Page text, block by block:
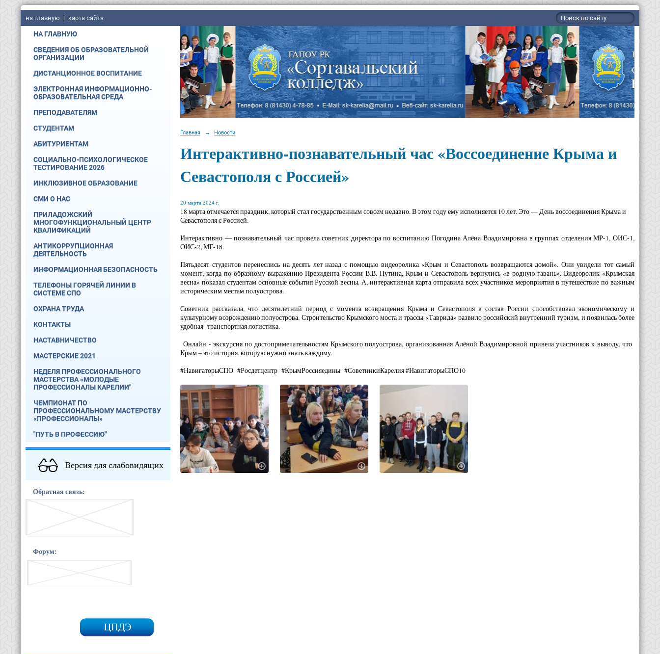
на главную карта сайта
НА ГЛАВНУЮ
СВЕДЕНИЯ ОБ ОБРАЗОВАТЕЛЬНОЙ
ОРГАНИЗАЦИИ
ДИСТАНЦИОННОЕ ВОСПИТАНИЕ
ЭЛЕКТРОННАЯ ИНФОРМАЦИОННО-
ОБРАЗОВАТЕЛЬНАЯ СРЕДА
ПРЕПОДАВАТЕЛЯМ
СТУДЕНТАМ
АБИТУРИЕНТАМ
СОЦИАЛЬНО-ПСИХОЛОГИЧЕСКОЕ
ТЕСТИРОВАНИЕ 2026
ИНКЛЮЗИВНОЕ ОБРАЗОВАНИЕ
СМИ О НАС
ПРИЛАДОЖСКИЙ
МНОГОФУНКЦИОНАЛЬНЫЙ ЦЕНТР
КВАЛИФИКАЦИЙ
АНТИКОРРУПЦИОННАЯ
ДЕЯТЕЛЬНОСТЬ
ИНФОРМАЦИОННАЯ БЕЗОПАСНОСТЬ
ТЕЛЕФОНЫ ГОРЯЧЕЙ ЛИНИИ В
СИСТЕМЕ СПО
ОХРАНА ТРУДА
КОНТАКТЫ
НАСТАВНИЧЕСТВО
МАСТЕРСКИЕ 2021
НЕДЕЛЯ ПРОФЕССИОНАЛЬНОГО
МАСТЕРСТВА «МОЛОДЫЕ
ПРОФЕССИОНАЛЫ КАРЕЛИИ"
ЧЕМПИОНАТ ПО
ПРОФЕССИОНАЛЬНОМУ МАСТЕРСТВУ
«ПРОФЕССИОНАЛЫ»
"ПУТЬ В ПРОФЕССИЮ"
Версия для слабовидящих
Обратная связь:
Форум:
Главная → Новости
Интерактивно-познавательный час «Воссоединение Крыма и
Севастополя с Россией»
20 марта 2024 г.
18 марта отмечается праздник, который стал государственным совсем недавно. В этом году ему исполняется 10 лет. Это — День воссоединения Крыма и
Севастополя с Россией.
Интерактивно — познавательный час провела советник директора по воспитанию Погодина Алёна Владимировна в группах отделения МР-1, ОИС-1,
ОИС-2, МГ-18.
Пятьдесят студентов перенеслись на десять лет назад с помощью видеоролика «Крым и Севастополь возвращаются домой». Они увидели тот самый
момент, когда по образному выражению Президента России В.В. Путина, Крым и Севастополь вернулись «в родную гавань». Видеоролик «Крымская
весна» показал студентам основные события Русской весны. А, интерактивная карта отправила всех участников мероприятия в путешествие по важным
историческим местам полуострова.
Советник рассказала, что десятилетний период с момента возвращения Крыма и Севастополя в состав России способствовал экономическому и
культурному возрождению полуострова. Строительство Крымского моста и трассы «Таврида» развило российский внутренний туризм, и появилась более
удобная транспортная логистика.
Онлайн - экскурсия по достопримечательностям Крымского полуострова, организованная Алёной Владимировной привела участников к выводу, что
Крым – это история, которую нужно знать каждому.
#НавигаторыСПО #Росдетцентр #КрымРоссияедины #СоветникиКарелия #НавигаторыСПО10